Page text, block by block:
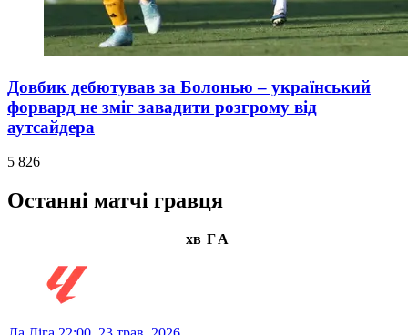
Довбик дебютував за Болонью – український
форвард не зміг завадити розгрому від
аутсайдера
5 826
Останні матчі гравця
хв ГА